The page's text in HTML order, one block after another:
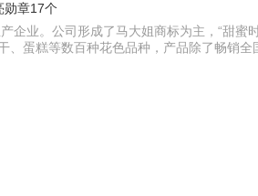
勋章17个
业。公司形成了马大姐商标为主，“甜蜜
、蛋糕等数百种花色品种，产品除了畅销